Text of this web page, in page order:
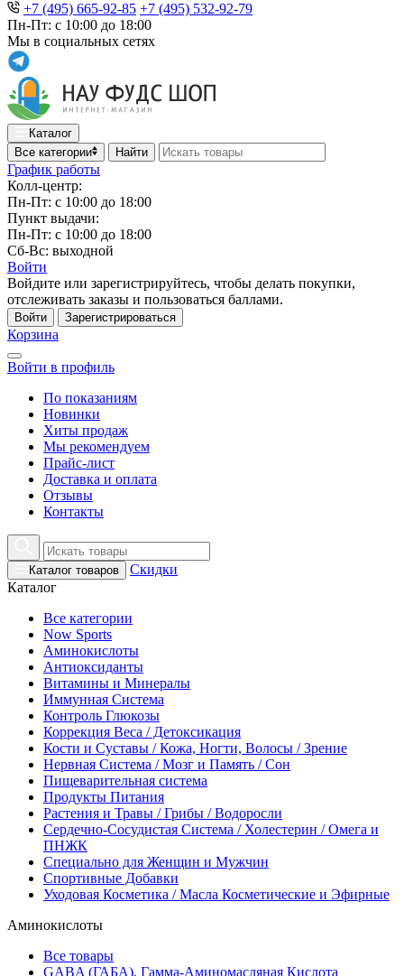
+7 (495) 665-92-85 +7 (495) 532-92-79
Пн-Пт: с 10:00 до 18:00
Мы в социальных сетях
Каталог
Все категории
Найти
График работы
Колл-центр:
Пн-Пт: с 10:00 до 18:00
Пункт выдачи:
Пн-Пт: с 10:00 до 18:00
Сб-Вс: выходной
Войти
Войдите или зарегистрируйтесь, чтобы делать покупки,
отслеживать заказы и пользоваться баллами.
Войти Зарегистрироваться
Корзина
Войти в профиль
По показаниям
Новинки
Хиты продаж
Мы рекомендуем
Прайс-лист
Доставка и оплата
Отзывы
Контакты
Каталог товаров
Скидки
Каталог
Все категории
Now Sports
Аминокислоты
Антиоксиданты
Витамины и Минералы
Иммунная Система
Контроль Глюкозы
Коррекция Веса / Детоксикация
Кости и Суставы / Кожа, Ногти, Волосы / Зрение
Нервная Система / Мозг и Память / Сон
Пищеварительная система
Продукты Питания
Растения и Травы / Грибы / Водоросли
Сердечно-Сосудистая Система / Холестерин / Омега и
ПНЖК
Специально для Женщин и Мужчин
Спортивные Добавки
Уходовая Косметика / Масла Косметические и Эфирные
Аминокислоты
Все товары
GABA (ГАБА), Гамма-Аминомасляная Кислота